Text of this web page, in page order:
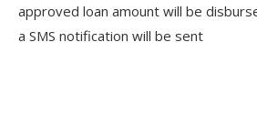
approved loan amount will be
a SMS notification will be sent